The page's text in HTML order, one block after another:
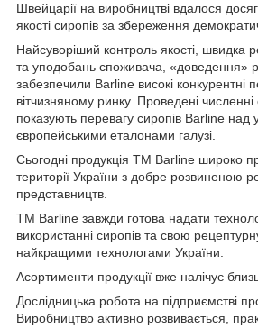
Швейцарії на виробництві вдалося
якості сиропів за збереження
Найсуворіший контроль якості, швидка
та уподобань споживача, «доведення»
забезпечили Barline високі конкурентні
вітчизняному ринку. Проведені численні
показують перевагу сиропів Barline над
європейськими еталонами галузі.
Сьогодні продукція ТМ Barline широко
території України з добре розвиненою
представництв.
ТМ Barline завжди готова надати
використанні сиропів та свою
найкращими технологами України.
Асортименти продукції вже налічує
Дослідницька робота на підприємстві
Виробництво активно розвивається,